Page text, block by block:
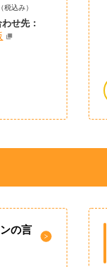
（税込み）
わせ先：
の言